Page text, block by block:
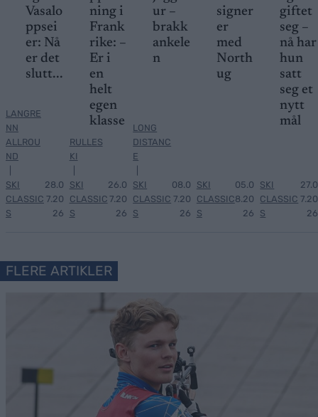
Vasalo
ppsei
er: Nå
er det
slutt...
LANGRE
NN
ALLROU
ND
SKI
CLASSIC
S
28.0
7.20
26
ning i
Frank
rike: –
Er i
en
helt
egen
klasse
RULLES
KI
SKI
CLASSIC
S
26.0
7.20
26
ur –
brakk
ankele
n
LONG
DISTANC
E
SKI
CLASSIC
S
08.0
7.20
26
signer
er
med
North
ug
SKI
CLASSIC
S
05.0
8.20
26
giftet
seg –
nå har
hun
satt
seg et
nytt
mål
SKI
CLASSIC
S
27.0
7.20
26
FLERE ARTIKLER